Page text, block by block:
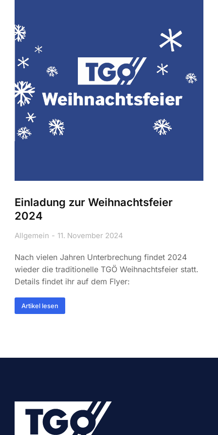
Einladung zur Weihnachtsfeier
2024
Allgemein 11. November 2024
Nach vielen Jahren Unterbrechung findet 2024
wieder die traditionelle TGÖ Weihnachtsfeier statt.
Details findet ihr auf dem Flyer:
Artikel lesen